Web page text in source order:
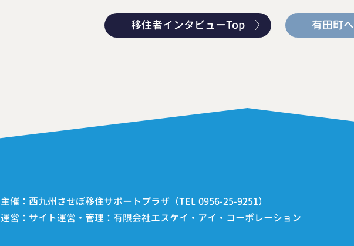
移住者インタビューTop 有田町へ
主催：西九州させぼ移住サポートプラザ（TEL 0956-25-9251）
運営：サイト運営・管理：有限会社エスケイ・アイ・コーポレーション